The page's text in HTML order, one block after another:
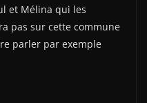
et Mélina qui les
pas sur cette commune
parler par exemple